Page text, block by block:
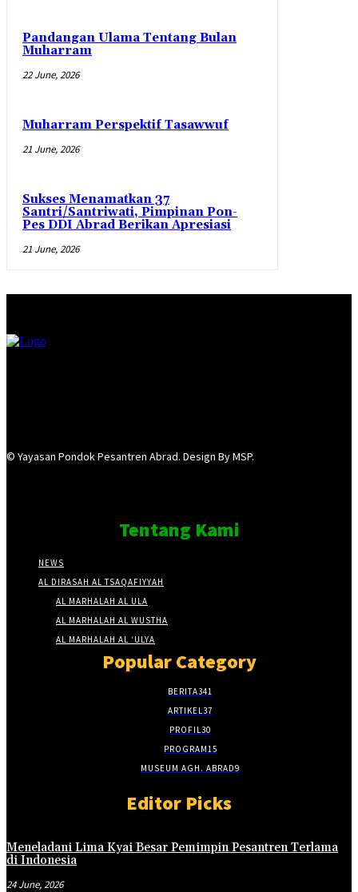
Pandangan Ulama Tentang Bulan
Muharram
22 June, 2026
Muharram Perspektif Tasawwuf
21 June, 2026
Sukses Menamatkan 37
Santri/Santriwati, Pimpinan Pon-
Pes DDI Abrad Berikan Apresiasi
21 June, 2026
© Yayasan Pondok Pesantren Abrad. Design By MSP.
Tentang Kami
NEWS
AL DIRASAH AL TSAQAFIYYAH
AL MARHALAH AL ULA
AL MARHALAH AL WUSTHA
AL MARHALAH AL ‘ULYA
Popular Category
BERITA341
ARTIKEL 37
PROFIL 30
PROGRAM15
MUSEUM AGH. ABRAD9
Editor Picks
Meneladani Lima Kyai Besar Pemimpin Pesantren Terlama
di Indonesia
24 June, 2026